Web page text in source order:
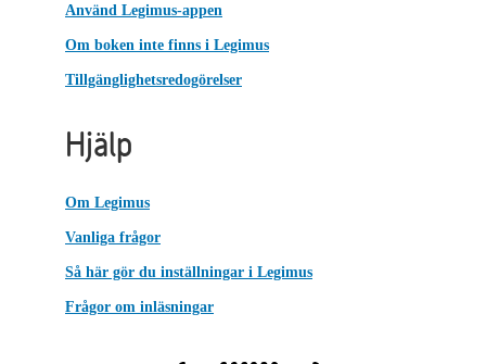
Använd Legimus-appen
Om boken inte finns i Legimus
Tillgänglighetsredogörelser
Hjälp
Om Legimus
Vanliga frågor
Så här gör du inställningar i Legimus
Frågor om inläsningar